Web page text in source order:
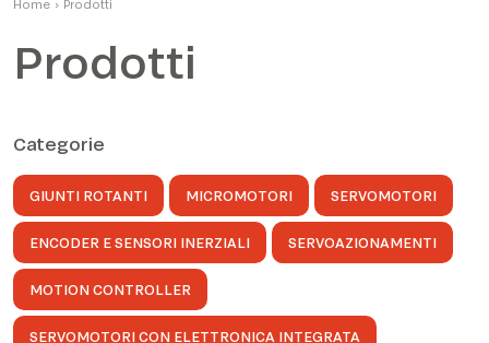
Home › Prodotti
Prodotti
Categorie
GIUNTI ROTANTI MICROMOTORI SERVOMOTORI
ENCODER E SENSORI INERZIALI SERVOAZIONAMENTI
MOTION CONTROLLER
SERVOMOTORI CON ELETTRONICA INTEGRATA